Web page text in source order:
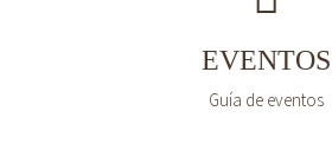
EVENTOS
Guía de eventos